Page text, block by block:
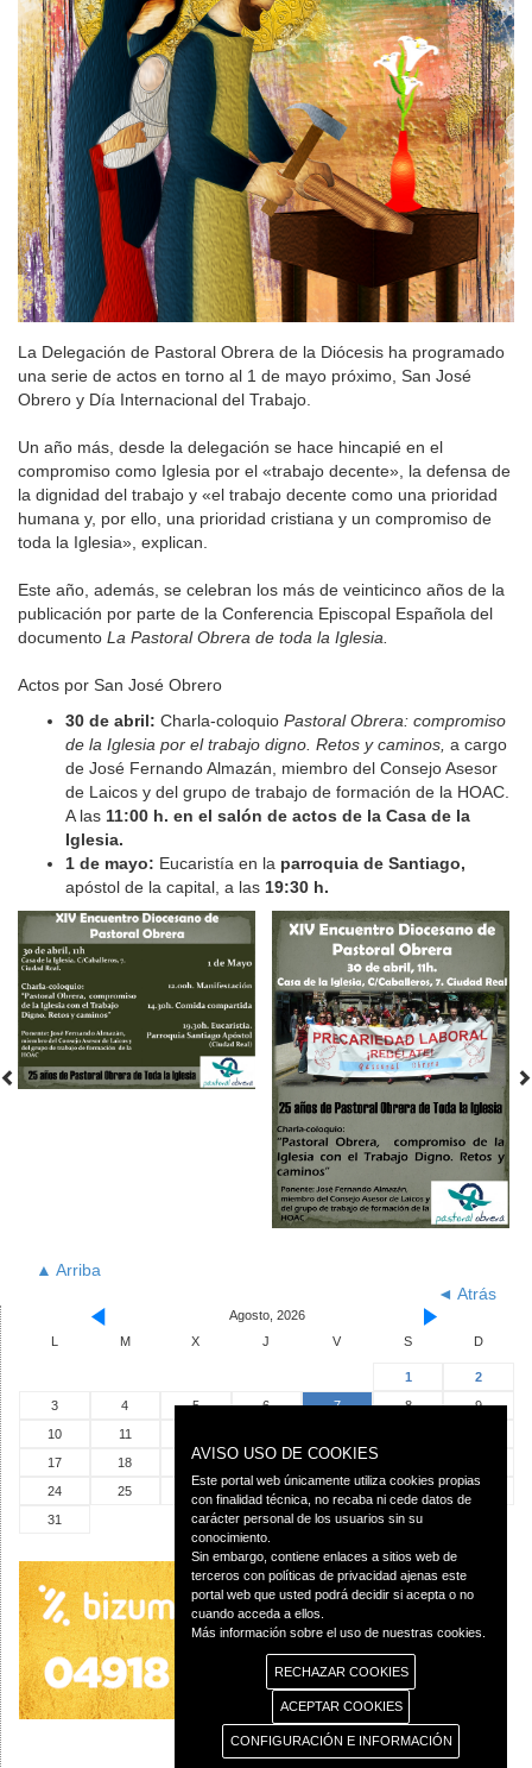
La Delegación de Pastoral Obrera de la Diócesis ha programado
una serie de actos en torno al 1 de mayo próximo, San José
Obrero y Día Internacional del Trabajo.
Un año más, desde la delegación se hace hincapié en el
compromiso como Iglesia por el «trabajo decente», la defensa de
la dignidad del trabajo y «el trabajo decente como una prioridad
humana y, por ello, una prioridad cristiana y un compromiso de
toda la Iglesia», explican.
Este año, además, se celebran los más de veinticinco años de la
publicación por parte de la Conferencia Episcopal Española del
documento La Pastoral Obrera de toda la Iglesia.
Actos por San José Obrero
30 de abril: Charla-coloquio Pastoral Obrera: compromiso
de la Iglesia por el trabajo digno. Retos y caminos, a cargo
de José Fernando Almazán, miembro del Consejo Asesor
de Laicos y del grupo de trabajo de formación de la HOAC.
A las 11:00 h. en el salón de actos de la Casa de la
Iglesia.
1 de mayo: Eucaristía en la parroquia de Santiago,
apóstol de la capital, a las 19:30 h.
▲ Arriba
◄ Atrás
Agosto, 2026
L
M X J V S D
1
2
3
4 5 6 7 8
9
10
11
17
18 19 20 21
24
25 27
31
AVISO USO DE COOKIES
Este portal web únicamente utiliza cookies propias
con finalidad técnica, no recaba ni cede datos de
carácter personal de los usuarios sin su
conocimiento.
Sin embargo, contiene enlaces a sitios web de
terceros con políticas de privacidad ajenas este
portal web que usted podrá decidir si acepta o no
cuando acceda a ellos.
Más información sobre el uso de nuestras cookies.
RECHAZAR COOKIES
ACEPTAR COOKIES
CONFIGURACIÓN E INFORMACIÓN